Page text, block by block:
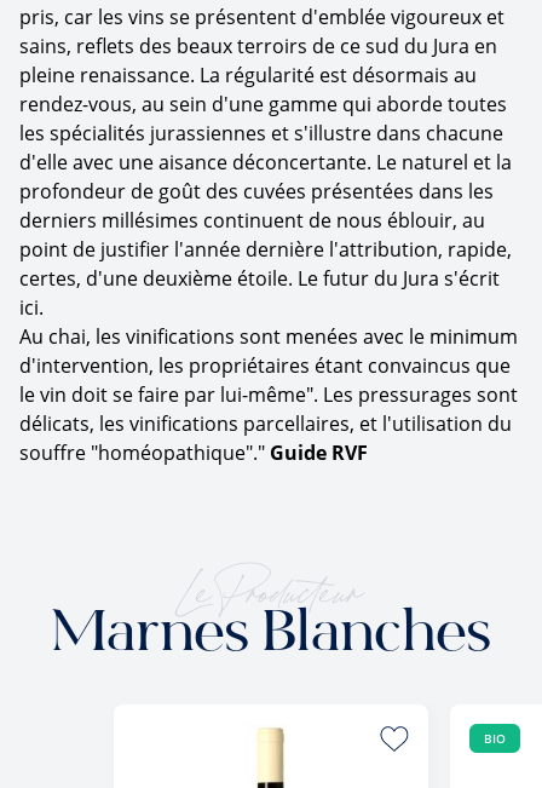
pris, car les vins se présentent d'emblée vigoureux et
sains, reflets des beaux terroirs de ce sud du Jura en
pleine renaissance. La régularité est désormais au
rendez-vous, au sein d'une gamme qui aborde toutes
les spécialités jurassiennes et s'illustre dans chacune
d'elle avec une aisance déconcertante. Le naturel et la
profondeur de goût des cuvées présentées dans les
derniers millésimes continuent de nous éblouir, au
point de justifier l'année dernière l'attribution, rapide,
certes, d'une deuxième étoile. Le futur du Jura s'écrit
ici.
Au chai, les vinifications sont menées avec le minimum
d'intervention, les propriétaires étant convaincus que
le vin doit se faire par lui-même". Les pressurages sont
délicats, les vinifications parcellaires, et l'utilisation du
souffre "homéopathique"." Guide RVF
Le Producteur
Marnes Blanches
BIO